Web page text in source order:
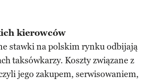
kierowców
stawki na polskim rynku odbijają
taksówkarzy. Koszty związane z
jego zakupem, serwisowaniem,